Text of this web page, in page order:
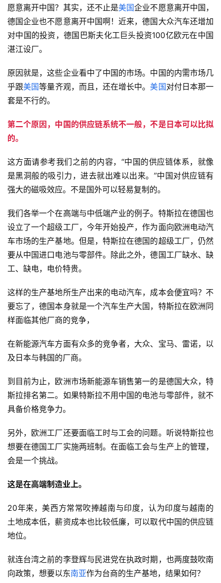
愿意离开中国？其实，还不止是美国企业不愿意离开中国，
德国企业也不愿意离开中国啊！近来，德国大众汽车还增加
对中国的投资，德国巴斯夫化工巨头投资100亿欧元在中国
湛江设厂。
原因就是，这些企业看中了中国的市场。中国的内需市场几
乎跟美国等量齐观，而且，还在增长中。美国对付日本那一
套是不行的。
第二个原因，中国的供应链系统不一般，不是日本可以比拟
的。
这方面请参考我们之前的内容，“中国的供应链体系，就像
是黑洞般的吸引力，进去就出难以出来。”中国对供应链有
强大的磁吸效应。不是国外可以轻易复制的。
我们各举一个在高端与中低端产业的例子。特斯拉在德国也
设立了一个超级工厂，今年开始投产，作为面向欧洲电动汽
车市场的生产基地。但是，特斯拉在德国的超级工厂，仍然
要从中国进口电池与零部件。除此之外，德国工厂缺水、缺
工、缺电，电价特贵。
这样的生产基地所生产出来的电动汽车，成本会便宜吗？不
要忘了，德国本身就是一个汽车生产大国，特斯拉在欧洲同
样面临其他厂商的竞争，
在新能源汽车方面有众多的竞争者，大众、宝马、雷诺，以
及日本与韩国的厂商。
到目前为止，欧洲市场新能源车销售第一的是德国大众，特
斯拉排名第二。如果特斯拉不用中国的电池与零部件，就不
具备价格竞争力。
另外，欧洲工厂还要面临工时与工会的问题。听说特斯拉也
想要在德国工厂实施两班制。在面临工会与生产上的管理，
会是一个挑战。
这是在高端制造业上。
20年来，美西方常常吹捧越南与印度，认为印度与越南的
土地成本低，薪资成本也比较低廉，可以取代中国的供应链
地位。
就连台湾之前的李登辉与民进党在执政时期，也两度鼓吹南
向政策，想要以东南亚作为台商的生产基地，结果如何？